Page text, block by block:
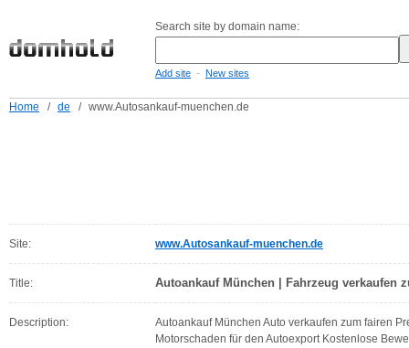
Search site by domain name:
Add site - New sites
Home / de / www.Autosankauf-muenchen.de
Site: www.Autosankauf-muenchen.de
Title: Autoankauf München | Fahrzeug verkaufen
Description:
Autoankauf München Auto verkaufen zum fairen
Motorschaden für den Autoexport Kostenlose